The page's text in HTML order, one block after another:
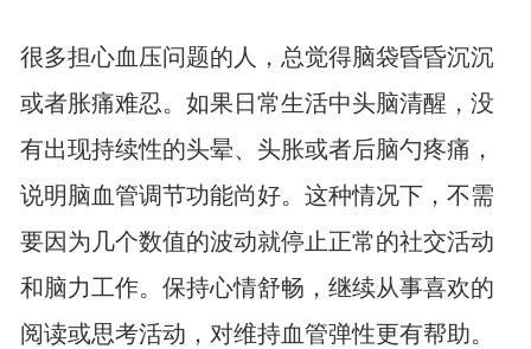
很多担心血压问题的人，总觉得脑袋昏昏沉沉
或者胀痛难忍。如果日常生活中头脑清醒，没
有出现持续性的头晕、头胀或者后脑勺疼痛，
说明脑血管调节功能尚好。这种情况下，不需
要因为几个数值的波动就停止正常的社交活动
和脑力工作。保持心情舒畅，继续从事喜欢的
阅读或思考活动，对维持血管弹性更有帮助。